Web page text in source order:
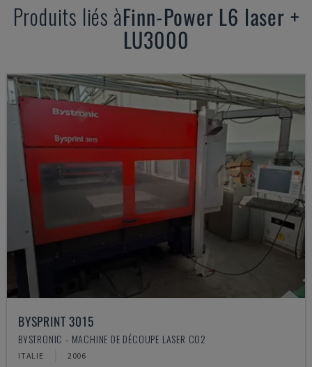
Produits liés àFinn-Power L6 laser +
LU3000
BYSPRINT 3015
BYSTRONIC - MACHINE DE DÉCOUPE LASER CO2
ITALIE 2006